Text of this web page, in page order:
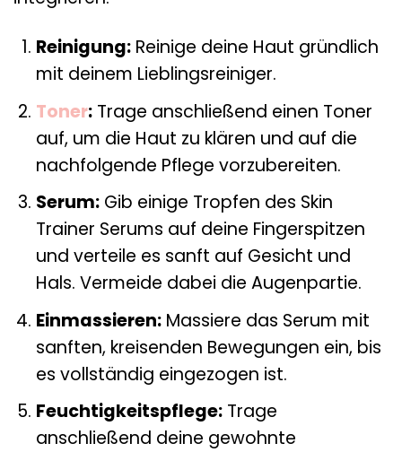
Reinigung:Reinige deine Haut gründlich
mit deinem Lieblingsreiniger.
Toner:Trage anschließend einen Toner
auf, um die Haut zu klären und auf die
nachfolgende Pflege vorzubereiten.
Serum:Gib einige Tropfen des Skin
Trainer Serums auf deine Fingerspitzen
und verteile es sanft auf Gesicht und
Hals. Vermeide dabei die Augenpartie.
Einmassieren:Massiere das Serum mit
sanften, kreisenden Bewegungen ein, bis
es vollständig eingezogen ist.
Feuchtigkeitspflege:Trage
anschließend deine gewohnte